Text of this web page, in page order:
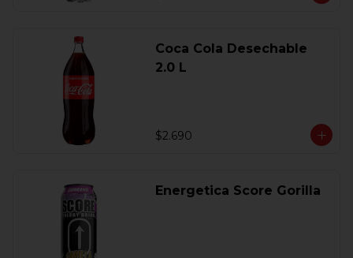
Coca Cola Desechable
2.0 L
$2.690
Energetica Score Gorilla